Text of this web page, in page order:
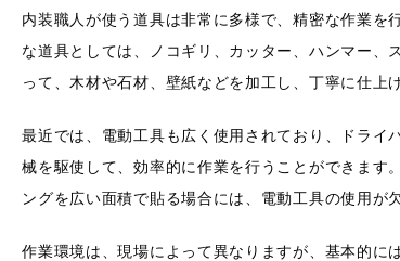
内装職人が使う道具は非常に多様で、精密な作業を
な道具としては、ノコギリ、カッター、ハンマー、
って、木材や石材、壁紙などを加工し、丁寧に仕上
最近では、電動工具も広く使用されており、ドライ
械を駆使して、効率的に作業を行うことができます
ングを広い面積で貼る場合には、電動工具の使用が
作業環境は、現場によって異なりますが、基本的に